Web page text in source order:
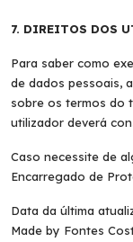
7. DIREITOS DOS
Para saber como
de dados pessoais,
sobre os termos do
utilizador deverá
Caso necessite de
Encarregado de
Data da última
Made by Fontes